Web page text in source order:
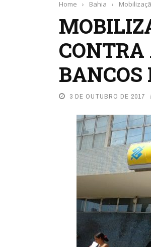
Home › Bahia ›
CONTRA
BANCOS
3 DE OUTUBRO DE 2017